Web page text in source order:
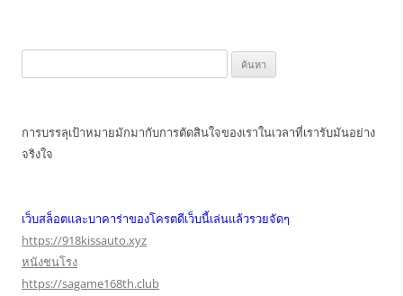
สำหรับ:
การบรรลุเป้าหมายมักมากับการตัดสินใจของเราในเวลาที่เรารับมันอย่าง
จริงใจ
เว็บสล็อตและบาคาร่าของโครตดีเว็บนี้เล่นแล้วรวยจัดๆ
https://918kissauto.xyz
หนังชนโรง
https://sagame168th.club